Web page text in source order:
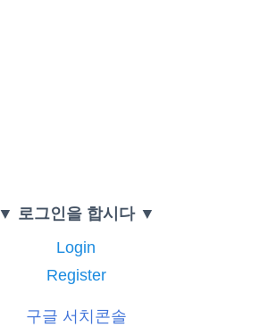
▼ 로그인을 합시다 ▼
Login
Register
구글 서치콘솔